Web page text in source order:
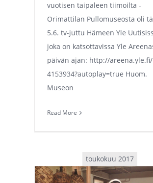
vuotisen taipaleen tiimoilta -
Orimattilan Pullomuseosta oli
5.6. tv-juttu Hämeen Yle
joka on katsottavissa Yle
päivän ajan: http://
4153934?autoplay=true Huom.
Museon
Read More
toukokuu 2017